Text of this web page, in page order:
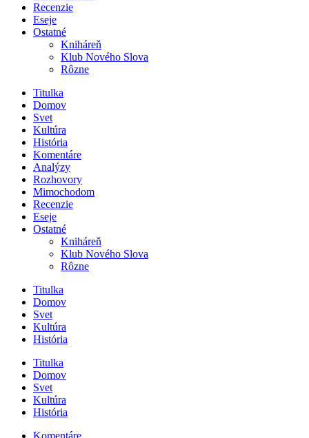
Recenzie
Eseje
Ostatné
Kniháreň
Klub Nového Slova
Rôzne
Titulka
Domov
Svet
Kultúra
História
Komentáre
Analýzy
Rozhovory
Mimochodom
Recenzie
Eseje
Ostatné
Kniháreň
Klub Nového Slova
Rôzne
Titulka
Domov
Svet
Kultúra
História
Titulka
Domov
Svet
Kultúra
História
Komentáre